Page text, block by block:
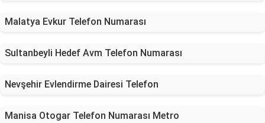
Malatya Evkur Telefon Numarası
Sultanbeyli Hedef Avm Telefon Numarası
Nevşehir Evlendirme Dairesi Telefon
Manisa Otogar Telefon Numarası Metro